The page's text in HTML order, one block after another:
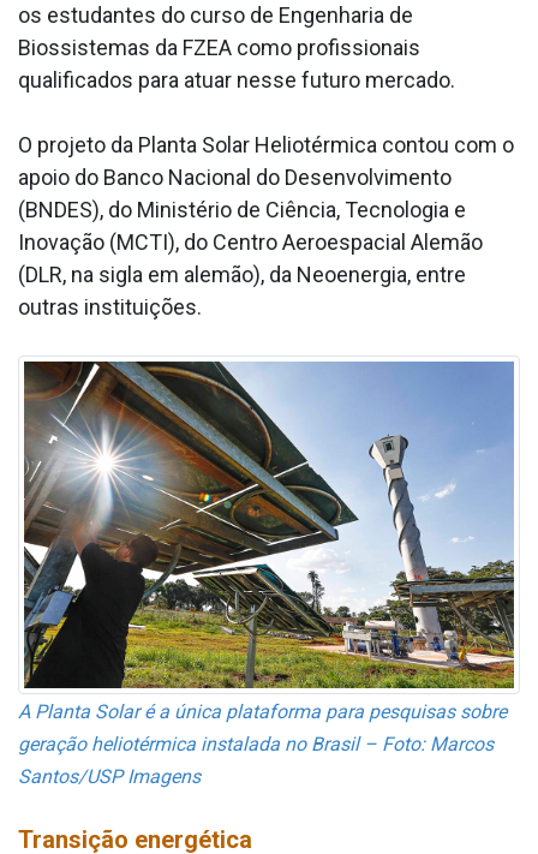
os estudantes do curso de Engenharia de
Biossistemas da FZEA como profissionais
qualificados para atuar nesse futuro mercado.
O projeto da Planta Solar Heliotérmica contou com o
apoio do Banco Nacional do Desenvolvimento
(BNDES), do Ministério de Ciência, Tecnologia e
Inovação (MCTI), do Centro Aeroespacial Alemão
(DLR, na sigla em alemão), da Neoenergia, entre
outras instituições.
A Planta Solar é a única plataforma para pesquisas sobre
geração heliotérmica instalada no Brasil – Foto: Marcos
Santos/USP Imagens
Transição energética